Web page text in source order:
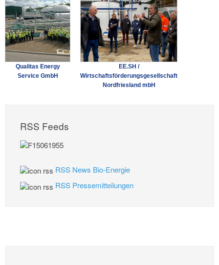
Qualitas Energy
Service GmbH
EE.SH /
Wirtschaftsförderungsgesellschaft
Nordfriesland mbH
RSS Feeds
RSS News Bio-Energie
RSS Pressemitteilungen